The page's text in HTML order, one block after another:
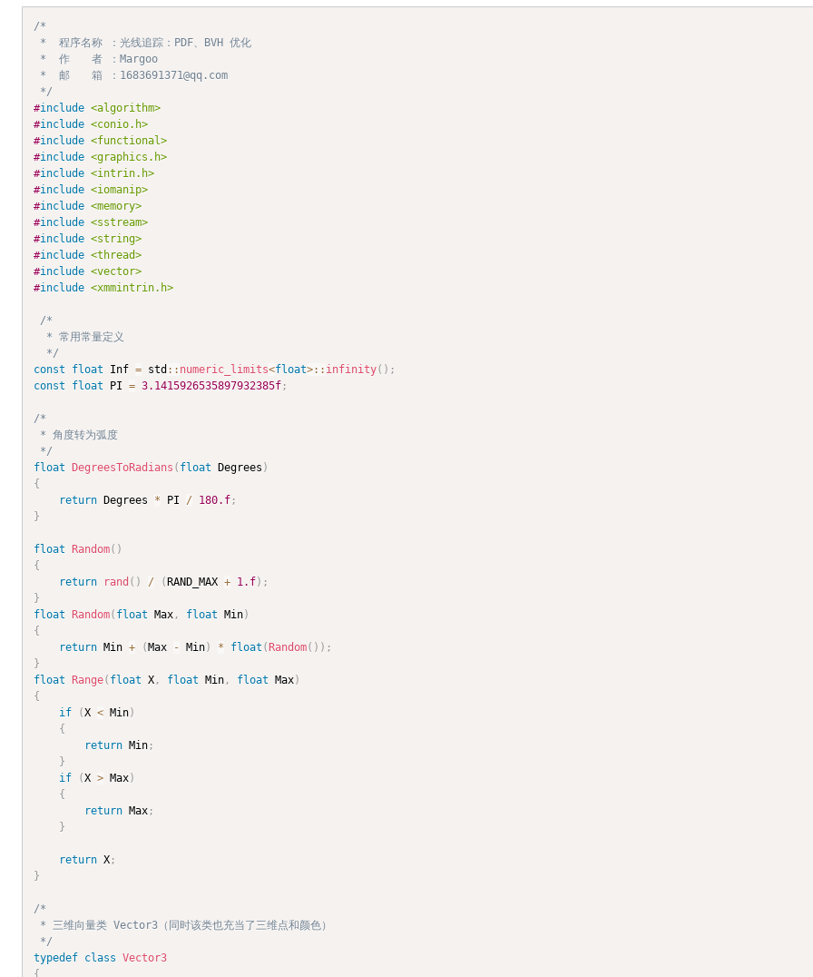
/*
*	程序名称 ：光线追踪：PDF、BVH 优化
*	作　　者 ：Margoo
*	邮　　箱 ：1683691371@qq.com
*/
#include <algorithm>
#include <conio.h>
#include <functional>
#include <graphics.h>
#include <intrin.h>
#include <iomanip>
#include <memory>
#include <sstream>
#include <string>
#include <thread>
#include <vector>
#include <xmmintrin.h>
/*
  * 常用常量定义
  */
const
float Inf = std :: numeric_limits<float>:: infinity( ) ;
const
float PI = 3.1415926535897932385f ;
/*
* 角度转为弧度
*/
float DegreesToRadians ( float Degrees )
{
return Degrees * PI / 180.f ;
}
float Random( )
{
return
rand ( ) / (RAND_MAX + 1.f) ;
}
float Random( float Max , float Min)
{
return Min + (Max - Min) * float (Random( ) ) ;
}
float Range( float X , float Min , float Max)
{
if
(X < Min)
{
return Min ;
}
if
(X > Max)
{
return Max ;
}
return X ;
}
/*
* 三维向量类 Vector3（同时该类也充当了三维点和颜色）
*/
typedef class Vector3
{